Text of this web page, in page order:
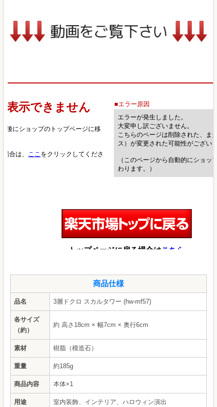
商品仕様
品名 3層ドクロ スカルタワー (hw-mf57)
各サイズ
（約）
約 高さ18cm × 幅7cm × 奥行6cm
素材 樹脂（模造石）
重量 約185g
商品内容 本体×1
用途 室内装飾、インテリア、ハロウィン演出